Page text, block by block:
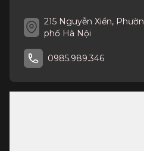
215 Nguyễn Xiển,
phố Hà Nội
0985.989.346